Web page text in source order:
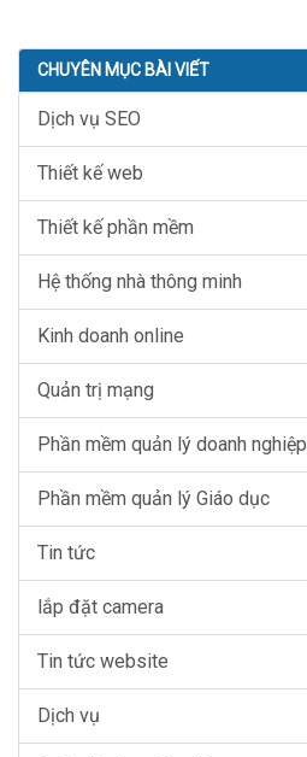
CHUYÊN MỤC BÀI VIẾT
Dịch vụ SEO
Thiết kế web
Thiết kế phần mềm
Hệ thống nhà thông minh
Kinh doanh online
Quản trị mạng
Phần mềm quản lý doanh nghiệp
Phần mềm quản lý Giáo dục
Tin tức
lắp đặt camera
Tin tức website
Dịch vụ